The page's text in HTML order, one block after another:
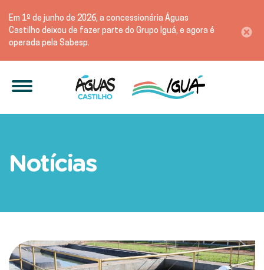
Em 1º de junho de 2026, a concessionária Águas
Castilho deixou de fazer parte do Grupo Iguá, e agora é
operada pela Sabesp.
Notícias